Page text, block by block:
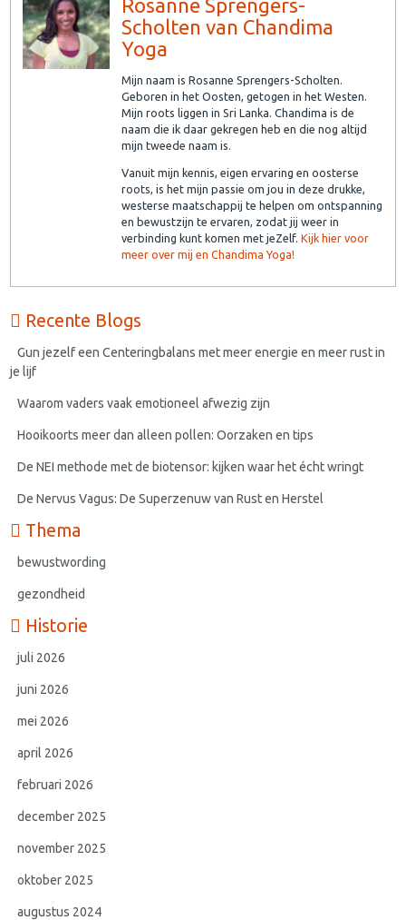
Rosanne Sprengers-
Scholten van Chandima
Yoga
Mijn naam is Rosanne Sprengers-Scholten.
Geboren in het Oosten, getogen in het Westen.
Mijn roots liggen in Sri Lanka. Chandima is de
naam die ik daar gekregen heb en die nog altijd
mijn tweede naam is.
Vanuit mijn kennis, eigen ervaring en oosterse
roots, is het mijn passie om jou in deze drukke,
westerse maatschappij te helpen om ontspanning
en bewustzijn te ervaren, zodat jij weer in
verbinding kunt komen met jeZelf. Kijk hier voor
meer over mij en Chandima Yoga!
Recente Blogs
Gun jezelf een Centeringbalans met meer energie en meer rust in
je lijf
Waarom vaders vaak emotioneel afwezig zijn
Hooikoorts meer dan alleen pollen: Oorzaken en tips
De NEI methode met de biotensor: kijken waar het écht wringt
De Nervus Vagus: De Superzenuw van Rust en Herstel
Thema
bewustwording
gezondheid
Historie
juli 2026
juni 2026
mei 2026
april 2026
februari 2026
december 2025
november 2025
oktober 2025
augustus 2024